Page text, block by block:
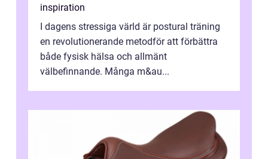
inspiration
I dagens stressiga värld är postural träning
en revolutionerande metodför att förbättra
både fysisk hälsa och allmänt
välbefinnande. Många m&au...